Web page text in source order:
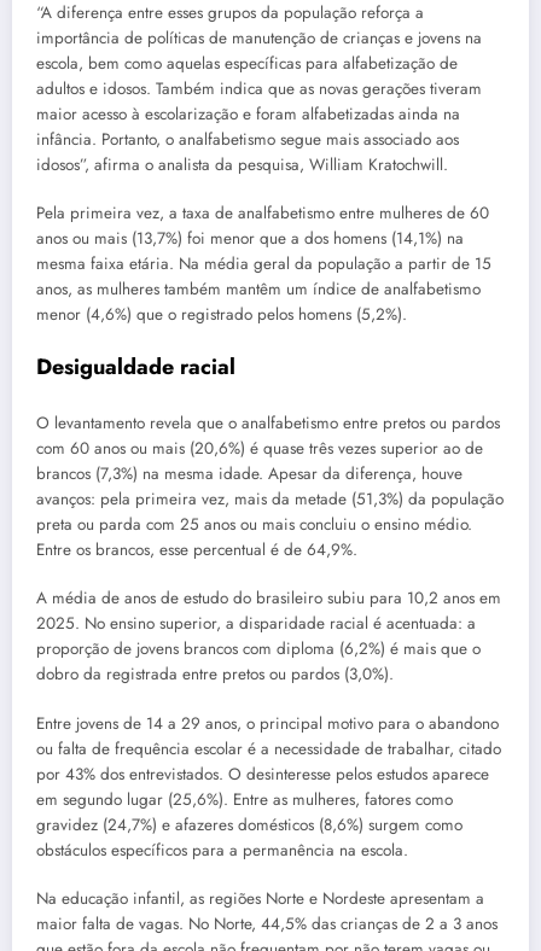
“A diferença entre esses grupos da população reforça a
importância de políticas de manutenção de crianças e jovens na
escola, bem como aquelas específicas para alfabetização de
adultos e idosos. Também indica que as novas gerações tiveram
maior acesso à escolarização e foram alfabetizadas ainda na
infância. Portanto, o analfabetismo segue mais associado aos
idosos”, afirma o analista da pesquisa, William Kratochwill.
Pela primeira vez, a taxa de analfabetismo entre mulheres de 60
anos ou mais (13,7%) foi menor que a dos homens (14,1%) na
mesma faixa etária. Na média geral da população a partir de 15
anos, as mulheres também mantêm um índice de analfabetismo
menor (4,6%) que o registrado pelos homens (5,2%).
Desigualdade racial
O levantamento revela que o analfabetismo entre pretos ou pardos
com 60 anos ou mais (20,6%) é quase três vezes superior ao de
brancos (7,3%) na mesma idade. Apesar da diferença, houve
avanços: pela primeira vez, mais da metade (51,3%) da população
preta ou parda com 25 anos ou mais concluiu o ensino médio.
Entre os brancos, esse percentual é de 64,9%.
A média de anos de estudo do brasileiro subiu para 10,2 anos em
2025. No ensino superior, a disparidade racial é acentuada: a
proporção de jovens brancos com diploma (6,2%) é mais que o
dobro da registrada entre pretos ou pardos (3,0%).
Entre jovens de 14 a 29 anos, o principal motivo para o abandono
ou falta de frequência escolar é a necessidade de trabalhar, citado
por 43% dos entrevistados. O desinteresse pelos estudos aparece
em segundo lugar (25,6%). Entre as mulheres, fatores como
gravidez (24,7%) e afazeres domésticos (8,6%) surgem como
obstáculos específicos para a permanência na escola.
Na educação infantil, as regiões Norte e Nordeste apresentam a
maior falta de vagas. No Norte, 44,5% das crianças de 2 a 3 anos